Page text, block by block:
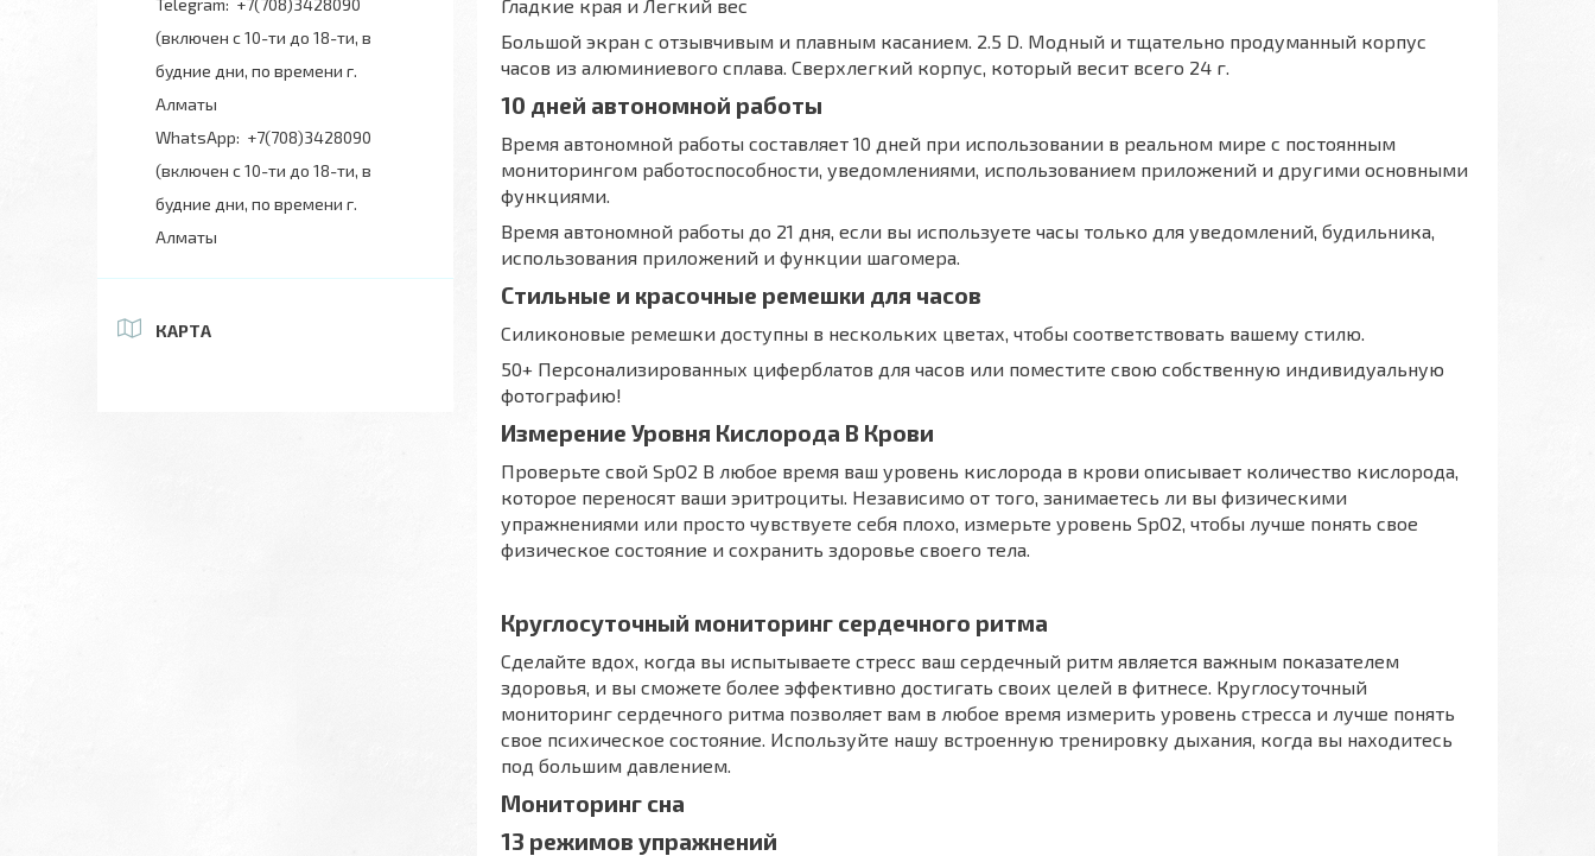
Гладкие края и Легкий вес
Большой экран с отзывчивым и плавным касанием. 2.5 D. Модный и тщательно продуманный корпус
часов из алюминиевого сплава. Сверхлегкий корпус, который весит всего 24 г.
10 дней автономной работы
Время автономной работы составляет 10 дней при использовании в реальном мире с постоянным
мониторингом работоспособности, уведомлениями, использованием приложений и другими основными
функциями.
Время автономной работы до 21 дня, если вы используете часы только для уведомлений, будильника,
использования приложений и функции шагомера.
Стильные и красочные ремешки для часов
Силиконовые ремешки доступны в нескольких цветах, чтобы соответствовать вашему стилю.
50+ Персонализированных циферблатов для часов или поместите свою собственную индивидуальную
фотографию!
Измерение Уровня Кислорода В Крови
Проверьте свой SpO2 В любое время ваш уровень кислорода в крови описывает количество кислорода,
которое переносят ваши эритроциты. Независимо от того, занимаетесь ли вы физическими
упражнениями или просто чувствуете себя плохо, измерьте уровень SpO2, чтобы лучше понять свое
физическое состояние и сохранить здоровье своего тела.
Круглосуточный мониторинг сердечного ритма
Сделайте вдох, когда вы испытываете стресс ваш сердечный ритм является важным показателем
здоровья, и вы сможете более эффективно достигать своих целей в фитнесе. Круглосуточный
мониторинг сердечного ритма позволяет вам в любое время измерить уровень стресса и лучше понять
свое психическое состояние. Используйте нашу встроенную тренировку дыхания, когда вы находитесь
под большим давлением.
Мониторинг сна
13 режимов упражнений
+7(708)3428090
(включен с 10-ти до 18-ти, в
будние дни, по времени г.
Алматы
+7(708)3428090
(включен с 10-ти до 18-ти, в
будние дни, по времени г.
Алматы
КАРТА